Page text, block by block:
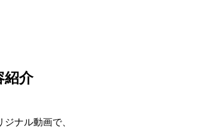
紹介
ナル動画で、